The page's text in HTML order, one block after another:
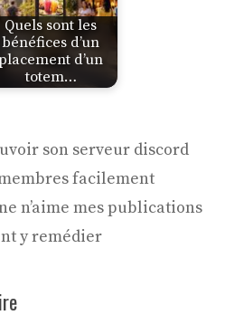
Quels sont les
bénéfices d’un
d’un
totem…
son serveur discord
facilement
n’aime mes publications
y remédier